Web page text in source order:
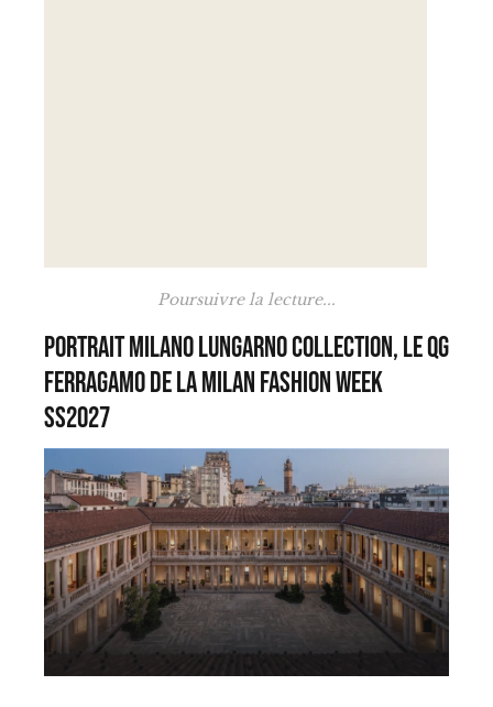
Poursuivre la lecture...
Portrait Milano Lungarno Collection, le QG
Ferragamo de la Milan Fashion Week
SS2027